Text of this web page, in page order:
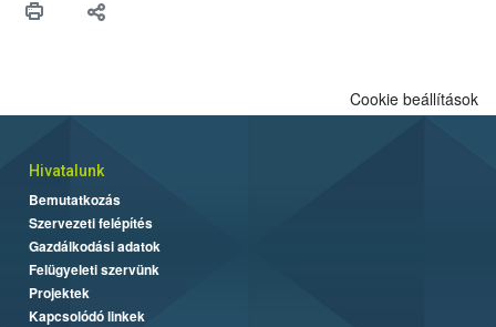
Cookie beállítások
Hivatalunk
Bemutatkozás
Szervezeti felépítés
Gazdálkodási adatok
Felügyeleti szervünk
Projektek
Kapcsolódó linkek